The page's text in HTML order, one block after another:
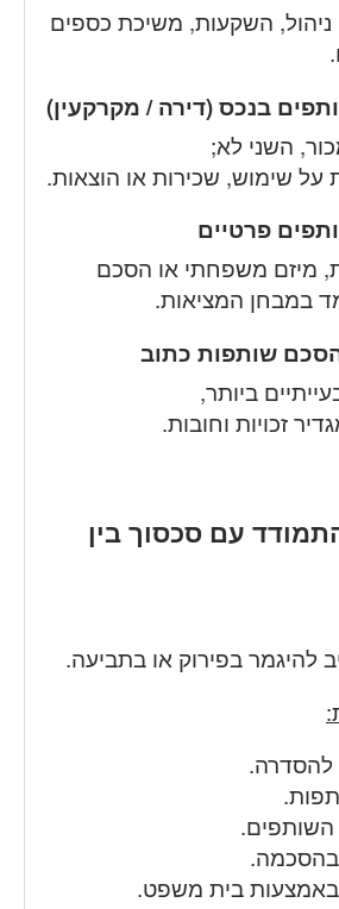
ניהול, השקעות, משיכת כספים
בנכס (דירה / מקרקעין)
השני לא;
על שימוש, שכירות או הוצאות.
פרטיים
מיזם משפחתי או הסכם
במבחן המציאות.
שותפות כתוב
ביותר,
זכויות וחובות.
עם סכסוך בין
להיגמר בפירוק או בתביעה.
להסדרה.
בהסכמה.
באמצעות בית משפט.